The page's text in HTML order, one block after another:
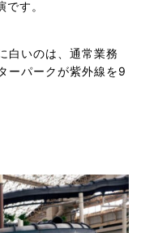
す。
白いのは、通常業務
ーパークが紫外線を9